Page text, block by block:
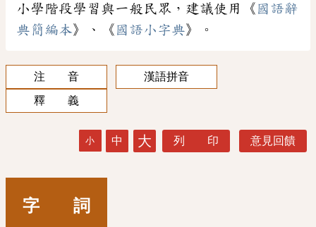
小學階段學習與一般民眾，建議使用《 國語辭
典簡編本》、《 國語小字典》。
注 音
漢語拼音
釋 義
小 中 大 列 印 意見回饋
字 詞